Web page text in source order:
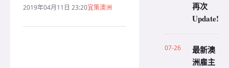
2019年04月11日 23:20宜策澳洲
再次
Update!
07-26
最新澳
洲雇主